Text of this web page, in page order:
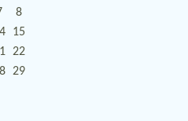
8
15
22
29